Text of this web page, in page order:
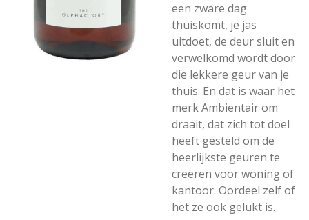
een zware dag
thuiskomt, je jas
uitdoet, de deur sluit en
verwelkomd wordt door
die lekkere geur van je
thuis. En dat is waar het
merk Ambientair om
draait, dat zich tot doel
heeft gesteld om de
heerlijkste geuren te
creëren voor woning of
kantoor. Oordeel zelf of
het ze ook gelukt is.